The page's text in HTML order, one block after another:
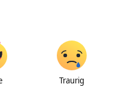
Traurig